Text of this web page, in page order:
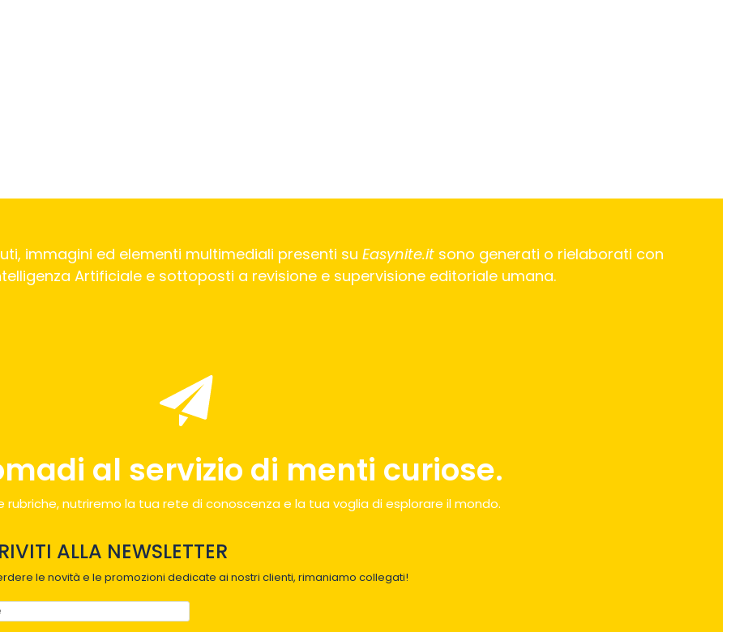
immagini ed elementi multimediali presenti su Easynite.itsono generati o rielaborati con
Artificiale e sottoposti a revisione e supervisione editoriale umana.
al servizio di menti curiose.
rubriche, nutriremo la tua rete di conoscenza e la tua voglia di esplorare il mondo.
ALLA NEWSLETTER
le novità e le promozioni dedicate ai nostri clienti, rimaniamo collegati!